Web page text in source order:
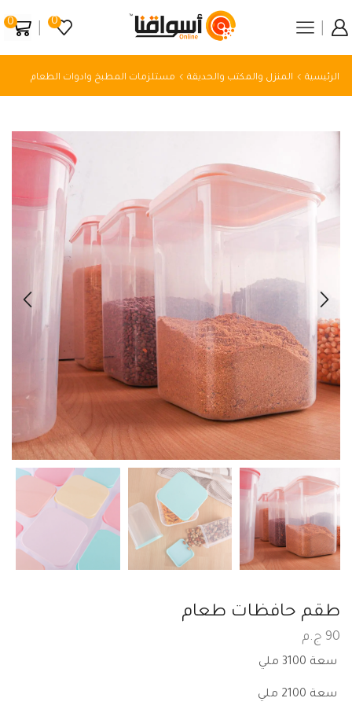
0
0
الرئيسية المنزل والمكتب والحديقة مستلزمات المطبخ وادوات الطعام
طقم حافظات طعام
90 ج.م
سعة 3100 ملي
سعة 2100 ملي